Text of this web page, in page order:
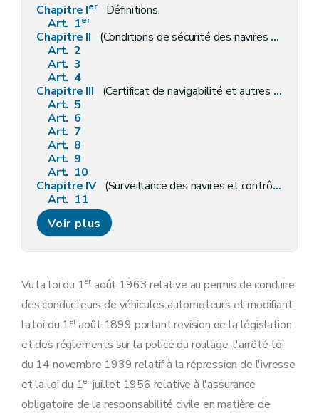
Chapitre Ier
Définitions.
Art. 1er
Chapitre II
(Conditions de sécurité des navires et des navires de plaisance.) (L 2007-01-22/44, art. 4; ED : 26-03-2007)
Art. 2
Art. 3
Art. 4
Chapitre III
(Certificat de navigabilité et autres certificats pour navires.) (L 2007-01-22/44, art. 8; ED : 26-03-2007)
Art. 5
Art. 6
Art. 7
Art. 8
Art. 9
Art. 10
Chapitre IV (Surveillance des navires et contrôle de l'application des conventions internationales, de la loi et des règlements.) (L 2007-01-22/44, art. 11; ED : 26-03-2007)
Art. 11
Art. 12
Art. 13
Art. 14
Art. 17
Prescriptions de sécurité pour les bateaux fluviaux et les bateaux de plaisance, la surveillance et le contrôle du respect des conventions internationales, de la loi et des règlements. (Inséré par L 2007-01-22/44, art. 17; ED : 26-03-2007)
Art. 17bis
Art. 17ter
Art. 17quinquies
Art. 17sexies
Art. 17octies
Art. 17novies
Voir plus
Vu la loi du 1er août 1963 relative au permis de conduire
des conducteurs de véhicules automoteurs et modifiant
la loi du 1eraoût 1899 portant revision de la législation
et des réglements sur la police du roulage, l'arrêté-loi
du 14 novembre 1939 relatif à la répression de l'ivresse
et la loi du 1er juillet 1956 relative à l'assurance
obligatoire de la responsabilité civile en matière de